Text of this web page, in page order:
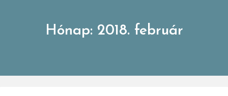
Hónap: 2018. február